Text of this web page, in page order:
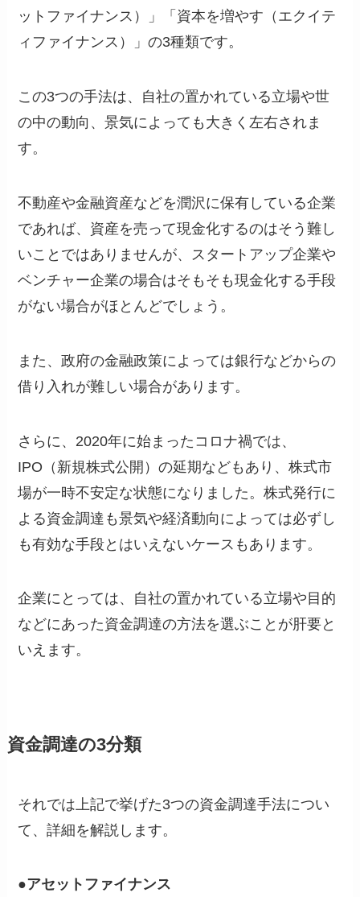
ットファイナンス）」「資本を増やす（エクイテ
ィファイナンス）」の3種類です。
この3つの手法は、自社の置かれている立場や世
の中の動向、景気によっても大きく左右されま
す。
不動産や金融資産などを潤沢に保有している企業
であれば、資産を売って現金化するのはそう難し
いことではありませんが、スタートアップ企業や
ベンチャー企業の場合はそもそも現金化する手段
がない場合がほとんどでしょう。
また、政府の金融政策によっては銀行などからの
借り入れが難しい場合があります。
さらに、2020年に始まったコロナ禍では、
IPO（新規株式公開）の延期などもあり、株式市
場が一時不安定な状態になりました。株式発行に
よる資金調達も景気や経済動向によっては必ずし
も有効な手段とはいえないケースもあります。
企業にとっては、自社の置かれている立場や目的
などにあった資金調達の方法を選ぶことが肝要と
いえます。
資金調達の3分類
それでは上記で挙げた3つの資金調達手法につい
て、詳細を解説します。
●アセットファイナンス